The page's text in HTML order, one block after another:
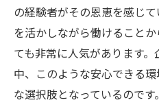
の経験者がその恩恵を感じ
を活かしながら働けること
ても非常に人気があります
中、このような安心できる
な選択肢となっているのです。